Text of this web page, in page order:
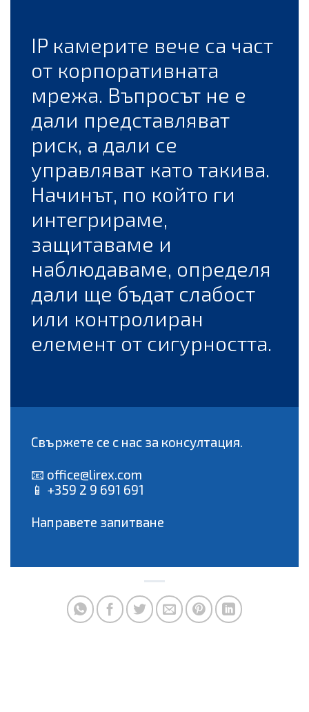
IP камерите вече са част
от корпоративната
мрежа. Въпросът не е
дали представляват
риск, а дали се
управляват като такива.
Начинът, по който ги
интегрираме,
защитаваме и
наблюдаваме, определя
дали ще бъдат слабост
или контролиран
елемент от сигурността.
Свържете се с нас за консултация.
📧 office@lirex.com
📱 +359 2 9 691 691
Направете запитване